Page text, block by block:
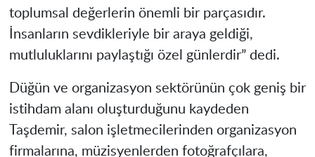
toplumsal değerlerin önemli bir parçasıdır.
İnsanların sevdikleriyle bir araya geldiği,
mutluluklarını paylaştığı özel günlerdir” dedi.
Düğün ve organizasyon sektörünün çok geniş bir
istihdam alanı oluşturduğunu kaydeden
Taşdemir, salon işletmecilerinden organizasyon
firmalarına, müzisyenlerden fotoğrafçılara,